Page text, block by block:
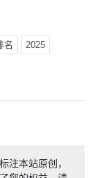
名 2025
注本站原创，